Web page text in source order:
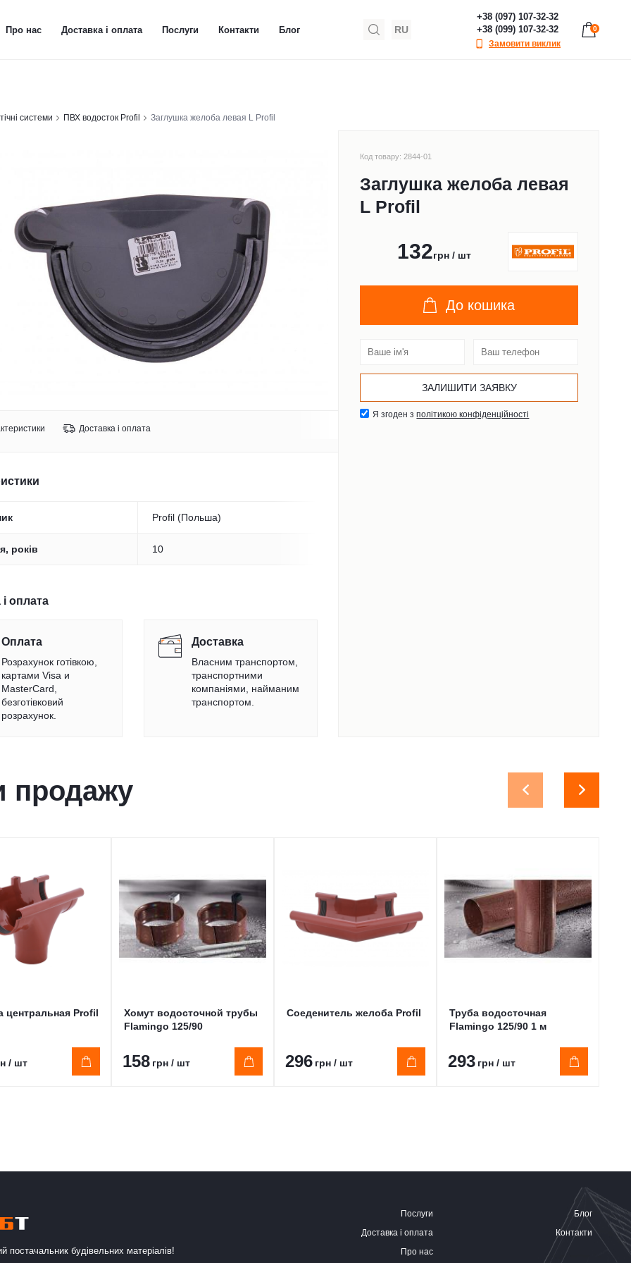
Про нас Доставка і оплата Послуги Контакти Блог RU
+38 (097) 107-32-32
+38 (099) 107-32-32
Замовити виклик
0
системи ПВХ водосток Profil Заглушка желоба левая L Profil
Код товару: 2844-01
Заглушка желоба левая
L Profil
132грн / шт
До кошика
Я згоден зполітикою конфіденційності
Доставка і оплата
Profil (Польша)
років 10
оплата
Оплата
Розрахунок готівкою,
картами Visa и
MasterCard,
безготівковий
розрахунок.
Доставка
Власним транспортом,
транспортними
компаніями, найманим
транспортом.
продажу
центральная Profil
/ шт
Хомут водосточной трубы
Flamingo 125/90
158 грн / шт
Соеденитель желоба Profil
296 грн / шт
Труба водосточная
Flamingo 125/90 1 м
293 грн / шт
постачальник будівельних матеріалів!
Послуги
Блог
Доставка і оплата
Контакти
Про нас